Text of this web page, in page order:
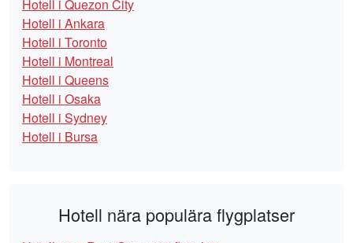
Hotell i Quezon City
Hotell i Ankara
Hotell i Toronto
Hotell i Montreal
Hotell i Queens
Hotell i Osaka
Hotell i Sydney
Hotell i Bursa
Hotell nära populära flygplatser